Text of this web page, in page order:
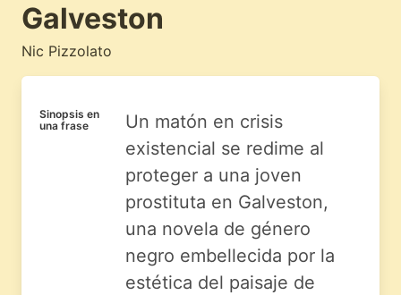
Galveston
Nic Pizzolato
Sinopsis en
una frase
Un matón en crisis
existencial se redime al
proteger a una joven
prostituta en Galveston,
una novela de género
negro embellecida por la
estética del paisaje de